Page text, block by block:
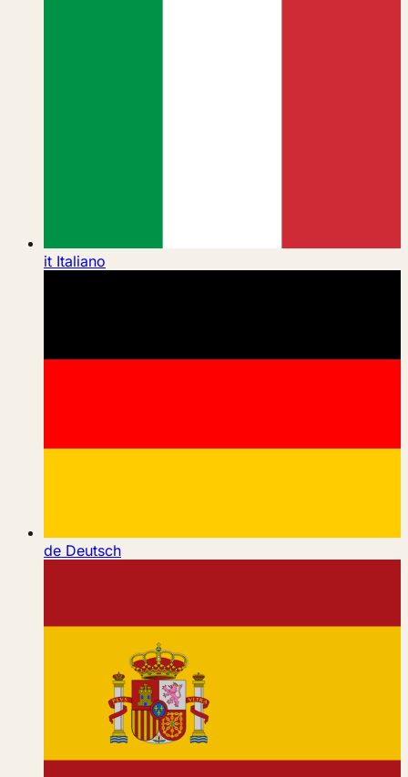
it Italiano
de Deutsch